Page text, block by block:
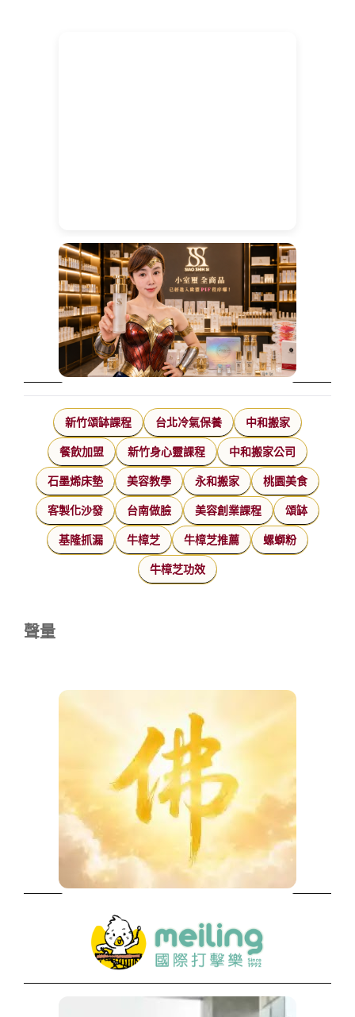
新竹頌缽課程 台北冷氣保養 中和搬家
餐飲加盟 新竹身心靈課程 中和搬家公司
石墨烯床墊 美容教學 永和搬家 桃園美食
客製化沙發 台南做臉 美容創業課程 頌缽
基隆抓漏 牛樟芝 牛樟芝推薦 螺螄粉
牛樟芝功效
聲量